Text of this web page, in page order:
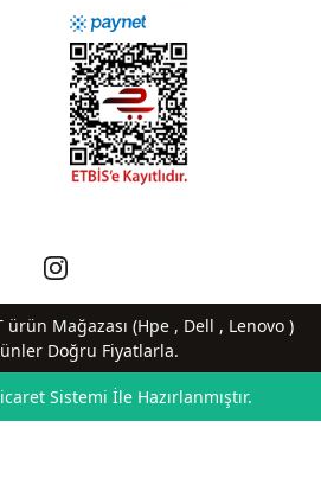
Mağazası (Hpe , Dell , Lenovo )
Doğru Fiyatlarla.
Sistemi İle Hazırlanmıştır.